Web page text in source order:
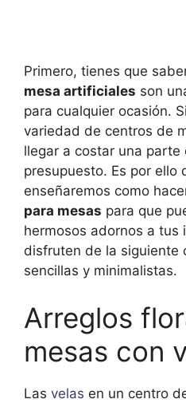
Primero, tienes que
mesa artificiales son
para cualquier ocasión.
variedad de centros de
llegar a costar una
presupuesto. Es por ello
enseñaremos como
para mesas para que
hermosos adornos a tus
disfruten de la siguiente
sencillas y minimalistas.
Arreglos
mesas con
Las velas en un centro